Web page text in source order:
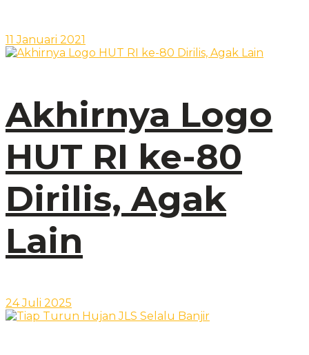
11 Januari 2021
Akhirnya Logo
HUT RI ke-80
Dirilis, Agak
Lain
24 Juli 2025